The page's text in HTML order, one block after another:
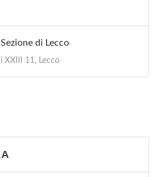
di Lecco
XXIII 11, Lecco